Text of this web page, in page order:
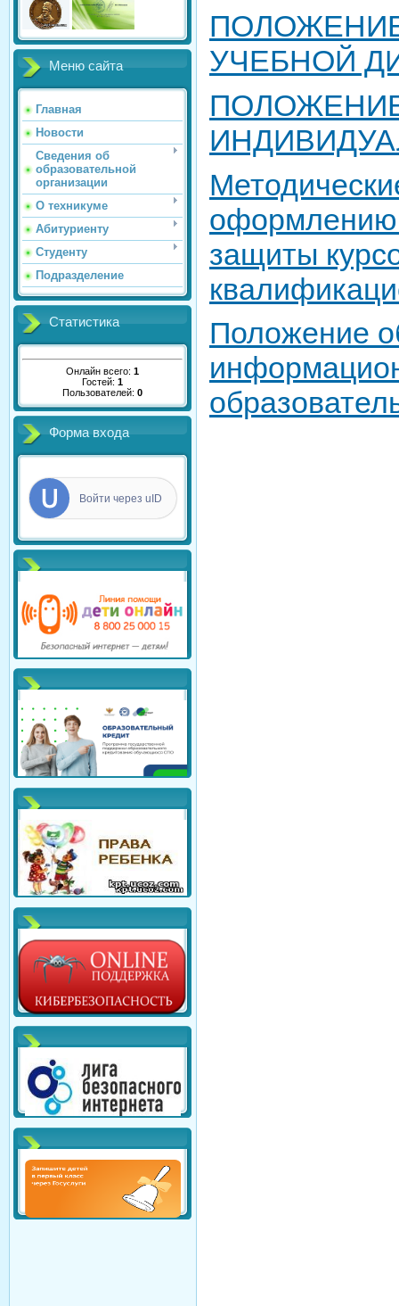
Меню сайта
Главная
Новости
Сведения об
образовательной
организации
О техникуме
Абитуриенту
Студенту
Подразделение
Статистика
Онлайн всего: 1
Гостей: 1
Пользователей: 0
Форма входа
Войти через uID
УЧЕБНОЙ
оформлению
защиты
Положение